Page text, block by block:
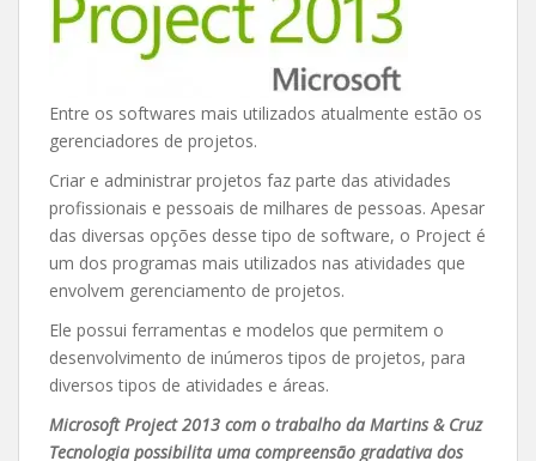
Entre os softwares mais utilizados atualmente estão os
gerenciadores de projetos.
Criar e administrar projetos faz parte das atividades
profissionais e pessoais de milhares de pessoas. Apesar
das diversas opções desse tipo de software, o Project é
um dos programas mais utilizados nas atividades que
envolvem gerenciamento de projetos.
Ele possui ferramentas e modelos que permitem o
desenvolvimento de inúmeros tipos de projetos, para
diversos tipos de atividades e áreas.
Microsoft Project 2013 com o trabalho da Martins & Cruz
Tecnologia possibilita uma compreensão gradativa dos